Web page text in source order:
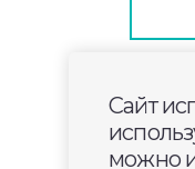
Сайт
можно